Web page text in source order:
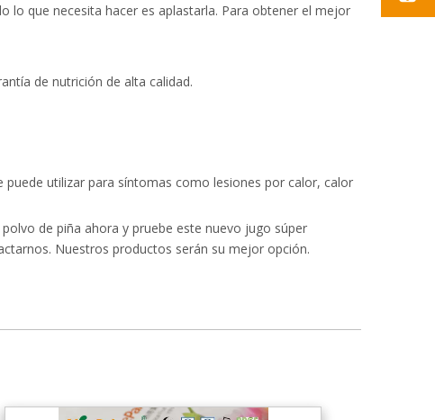
lo que necesita hacer es aplastarla. Para obtener el mejor
de nutrición de alta calidad.
utilizar para síntomas como lesiones por calor, calor
de piña ahora y pruebe este nuevo jugo súper
Nuestros productos serán su mejor opción.